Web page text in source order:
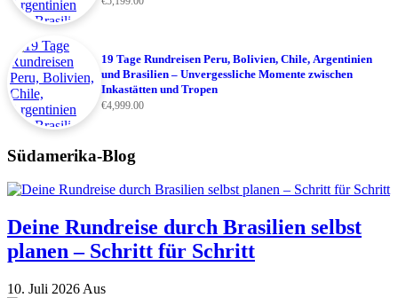
19 Tage Rundreisen Peru, Bolivien, Chile, Argentinien
und Brasilien – Unvergessliche Momente zwischen
Inkastätten und Tropen
€4,999.00
Südamerika-Blog
Deine Rundreise durch Brasilien selbst
planen – Schritt für Schritt
10. Juli 2026 Aus